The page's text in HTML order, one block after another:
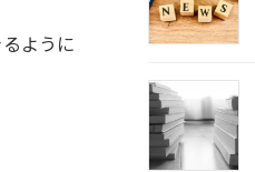
ように